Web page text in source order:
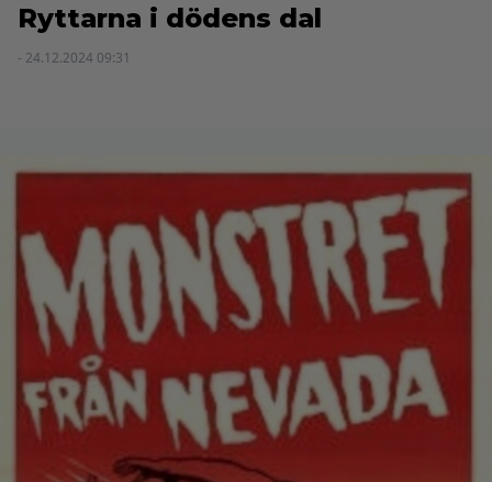
Ryttarna i dödens dal
- 24.12.2024 09:31